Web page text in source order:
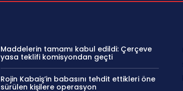
Maddelerin tamamı kabul edildi: Çerçeve
yasa teklifi komisyondan geçti
Rojin Kabaiş’in babasını tehdit ettikleri öne
sürülen kişilere operasyon